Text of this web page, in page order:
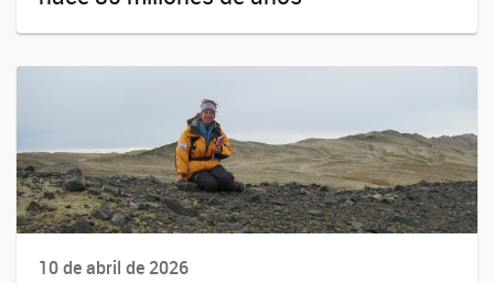
10 de abril de 2026